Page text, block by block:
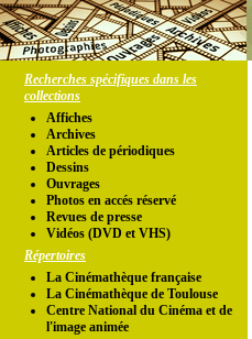
Recherches spécifiques dans les
collections
Affiches
Archives
Articles de périodiques
Dessins
Ouvrages
Photos en accés réservé
Revues de presse
Vidéos (DVD et VHS)
Répertoires
La Cinémathèque française
La Cinémathèque de Toulouse
Centre National du Cinéma et de
l'image animée